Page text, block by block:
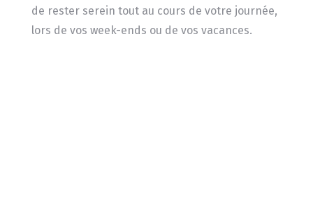
de rester serein tout au cours de votre journée,
lors de vos week-ends ou de vos vacances.